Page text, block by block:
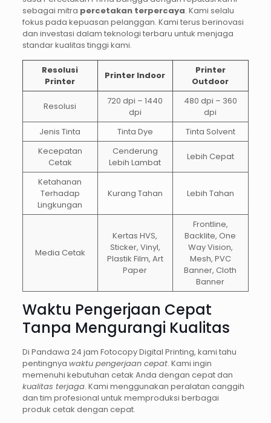
sebagai mitra percetakan terpercaya. Kami selalu
fokus pada kepuasan pelanggan. Kami terus berinovasi
dan investasi dalam teknologi terbaru untuk menjaga
standar kualitas tinggi kami.
Resolusi
Printer
Printer Indoor
Printer
Outdoor
Resolusi
720 dpi – 1440
dpi
480 dpi – 360
dpi
Jenis Tinta
Tinta Dye
Tinta Solvent
Kecepatan
Cetak
Cenderung
Lebih Lambat
Lebih Cepat
Ketahanan
Terhadap
Lingkungan
Kurang Tahan Lebih Tahan
Media Cetak
Kertas HVS,
Sticker, Vinyl,
Plastik Film, Art
Paper
Frontline,
Backlite, One
Way Vision,
Mesh, PVC
Banner, Cloth
Banner
Waktu Pengerjaan Cepat
Tanpa Mengurangi Kualitas
Di Pandawa 24 jam Fotocopy Digital Printing, kami tahu
pentingnya waktu pengerjaan cepat. Kami ingin
memenuhi kebutuhan cetak Anda dengan cepat dan
kualitas terjaga. Kami menggunakan peralatan canggih
dan tim profesional untuk memproduksi berbagai
produk cetak dengan cepat.